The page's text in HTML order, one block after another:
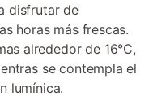
disfrutar de
horas más frescas.
alrededor de 16°C,
se contempla el
lumínica.